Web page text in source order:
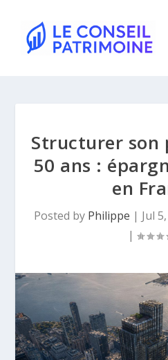
Structurer son
50 ans :
en
Posted by Philippe | Jul
|